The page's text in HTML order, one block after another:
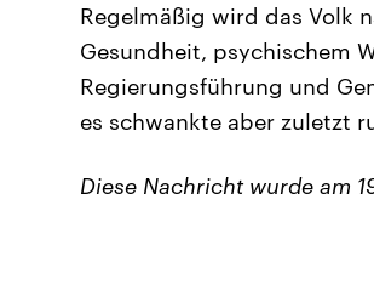
Regelmäßig wird das Volk
Gesundheit, psychischem
Regierungsführung und
es schwankte aber zuletzt
Diese Nachricht wurde am